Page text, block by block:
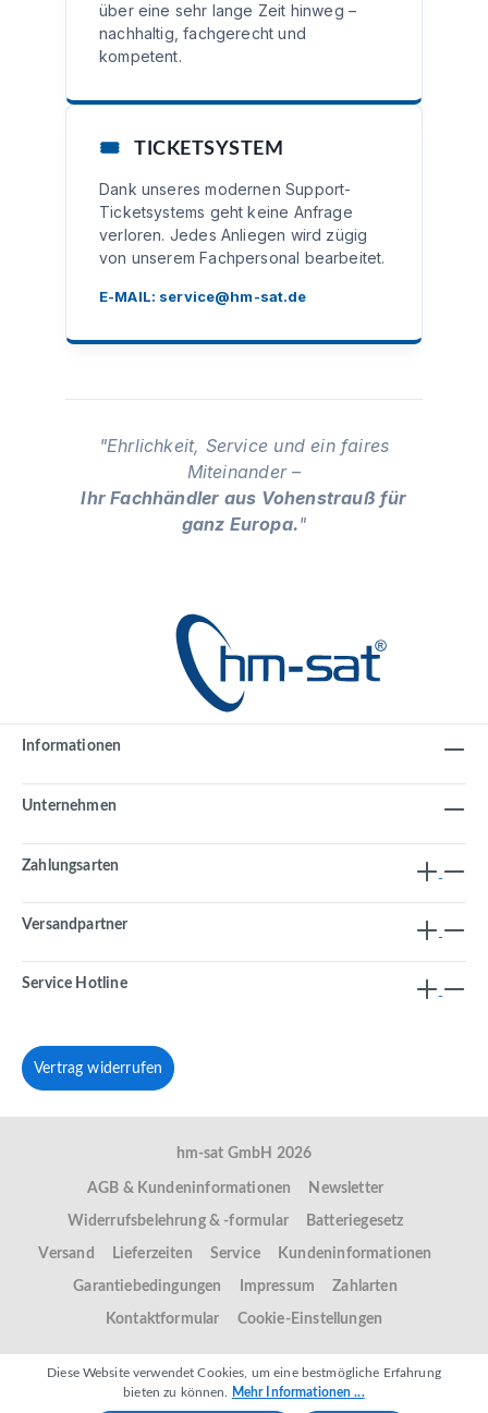
über eine sehr lange Zeit hinweg –
nachhaltig, fachgerecht und
kompetent.
🎟️ TICKETSYSTEM
Dank unseres modernen Support-
Ticketsystems geht keine Anfrage
verloren. Jedes Anliegen wird zügig
von unserem Fachpersonal bearbeitet.
E-MAIL: service@hm-sat.de
"Ehrlichkeit, Service und ein faires
Miteinander –
Ihr Fachhändler aus Vohenstrauß für
ganz Europa."
Informationen
Unternehmen
Zahlungsarten
Versandpartner
Service Hotline
Vertrag widerrufen
hm-sat GmbH 2026
AGB & Kundeninformationen Newsletter
Widerrufsbelehrung & -formular Batteriegesetz
Versand Lieferzeiten Service Kundeninformationen
Garantiebedingungen Impressum Zahlarten
Kontaktformular Cookie-Einstellungen
Diese Website verwendet Cookies, um eine bestmögliche Erfahrung
bieten zu können.
Mehr Informationen ...